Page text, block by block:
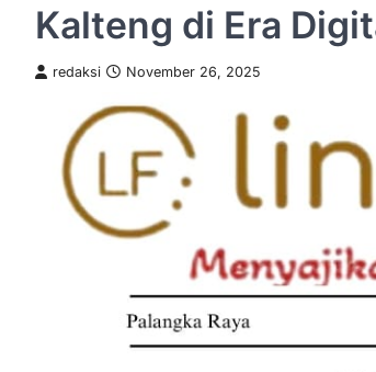
Kalteng di Era
redaksi November 26, 2025